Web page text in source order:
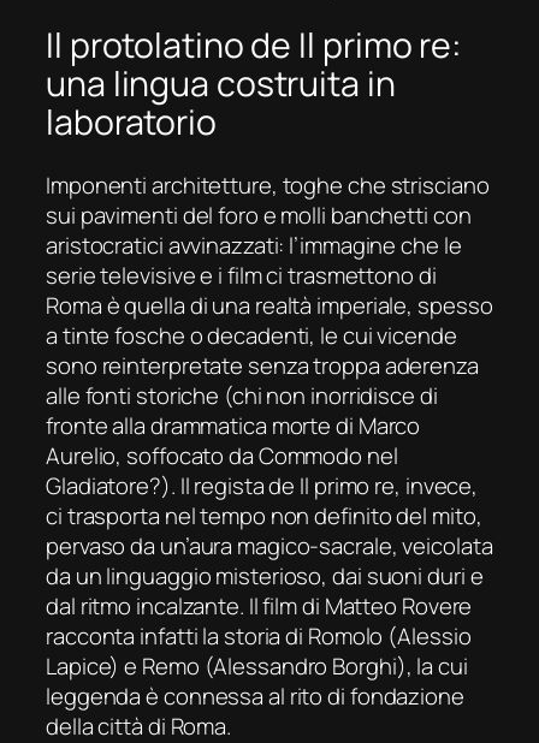
Il protolatino de Il primo re:
una lingua costruita in
laboratorio
Imponenti architetture, toghe che strisciano
sui pavimenti del foro e molli banchetti con
aristocratici avvinazzati: l’immagine che le
serie televisive e i film ci trasmettono di
Roma è quella di una realtà imperiale, spesso
a tinte fosche o decadenti, le cui vicende
sono reinterpretate senza troppa aderenza
alle fonti storiche (chi non inorridisce di
fronte alla drammatica morte di Marco
Aurelio, soffocato da Commodo nel
Gladiatore?). Il regista de Il primo re, invece,
ci trasporta nel tempo non definito del mito,
pervaso da un’aura magico-sacrale, veicolata
da un linguaggio misterioso, dai suoni duri e
dal ritmo incalzante. Il film di Matteo Rovere
racconta infatti la storia di Romolo (Alessio
Lapice) e Remo (Alessandro Borghi), la cui
leggenda è connessa al rito di fondazione
della città di Roma.